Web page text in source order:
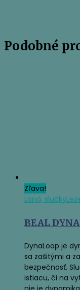
Podobné
Zľava!
Laná, slučky
BEAL
DynaLoop je
sa zašitými a
bezpečnosť.
istiacu, či na